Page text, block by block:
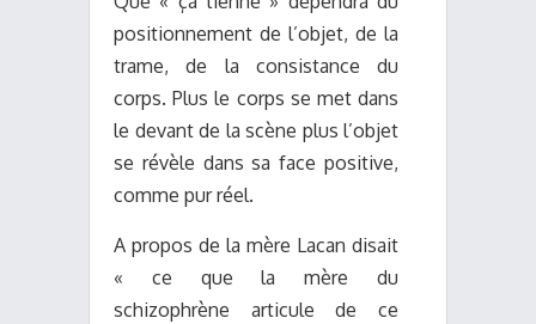
positionnement de l’objet, de la
trame, de la consistance du
corps. Plus le corps se met dans
le devant de la scène plus l’objet
se révèle dans sa face positive,
comme pur réel.
A propos de la mère Lacan disait
« ce que la mère du
schizophrène articule de ce